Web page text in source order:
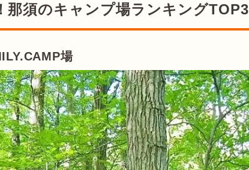
那須のキャンプ場ランキングTOP3
場